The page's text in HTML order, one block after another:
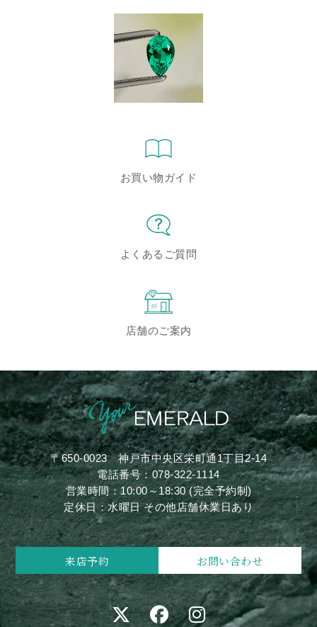
お買い物ガイド
よくあるご質問
店舗のご案内
〒650-0023神戸市中央区栄町通1丁目2-14
電話番号：078-322-1114
営業時間：10:00～18:30 (完全予約制)
定休日：水曜日 その他店舗休業日あり
来店予約 お問い合わせ